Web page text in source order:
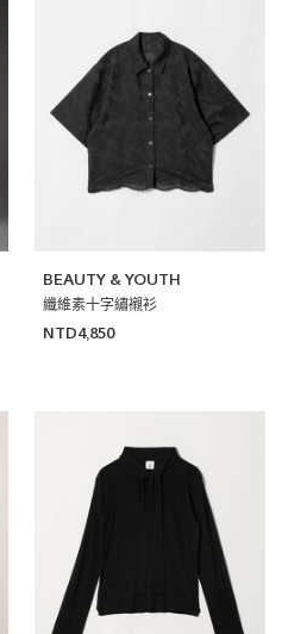
BEAUTY & YOUTH
纖維素十字繡襯衫
NTD4,850